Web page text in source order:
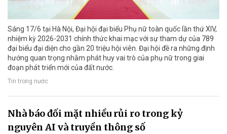
Sáng 17/6 tại Hà Nội, Đại hội đại biểu Phụ nữ toàn quốc lần thứ XIV,
nhiệm kỳ 2026-2031 chính thức khai mạc với sự tham dự của 789
đại biểu đại diện cho gần 20 triệu hội viên. Đại hội đề ra những định
hướng quan trọng nhằm phát huy vai trò của phụ nữ trong giai
đoạn phát triển mới của đất nước.
Tin trong nước
Nhà báo đối mặt nhiều rủi ro trong kỷ
nguyên AI và truyền thông số